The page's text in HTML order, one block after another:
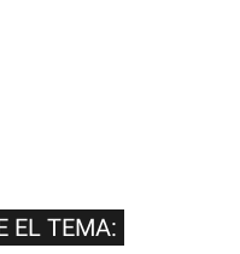
EL TEMA: